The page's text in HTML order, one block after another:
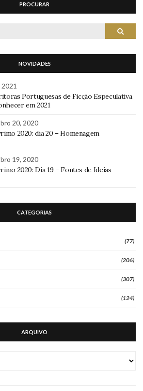
PROCURAR
Search
NOVIDADES
Portuguesas de Ficção Especulativa
em 2021
20, 2020
2020: dia 20 – Homenagem
19, 2020
2020: Dia 19 – Fontes de Ideias
CATEGORIAS
(77)
(206)
(307)
(124)
ARQUIVO